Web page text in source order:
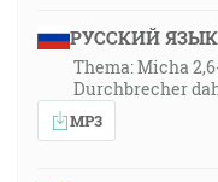
РУССКИЙ ЯЗЫК
Thema: Micha
Durchbrecher
MP3